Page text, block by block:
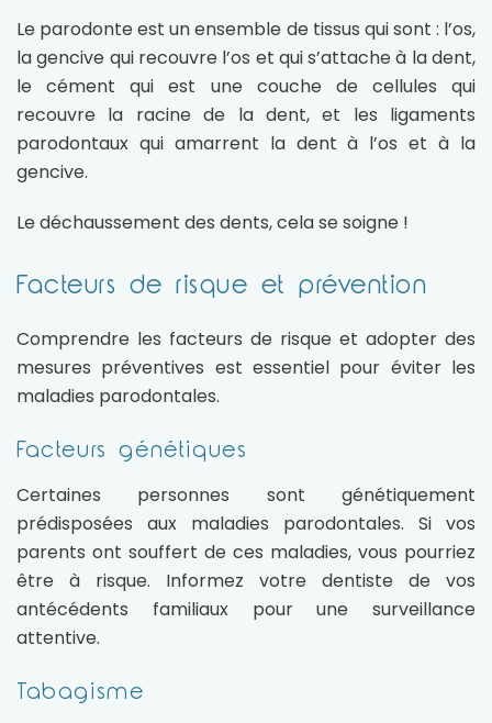
Le parodonte est un ensemble de tissus qui sont : l’os,
la gencive qui recouvre l’os et qui s’attache à la dent,
le cément qui est une couche de cellules qui
recouvre la racine de la dent, et les ligaments
parodontaux qui amarrent la dent à l’os et à la
gencive.
Le déchaussement des dents, cela se soigne !
Facteurs de risque et prévention
Comprendre les facteurs de risque et adopter des
mesures préventives est essentiel pour éviter les
maladies parodontales.
Facteurs génétiques
Certaines personnes sont génétiquement
prédisposées aux maladies parodontales. Si vos
parents ont souffert de ces maladies, vous pourriez
être à risque. Informez votre dentiste de vos
antécédents familiaux pour une surveillance
attentive.
Tabagisme